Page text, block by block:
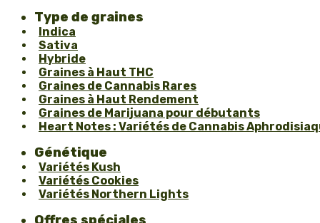
Type de graines
Indica
Sativa
Hybride
Graines à Haut THC
Graines de Cannabis Rares
Graines à Haut Rendement
Graines de Marijuana pour débutants
Heart Notes : Variétés de Cannabis
Génétique
Variétés Kush
Variétés Cookies
Variétés Northern Lights